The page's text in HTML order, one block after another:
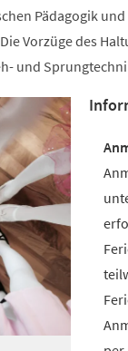
Pädagogik
Vorzüge des
und